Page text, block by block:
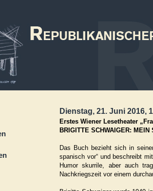
Dienstag, 21. Juni 2016,
Erstes Wiener Lesetheater
BRIGITTE SCHWAIGER: MEIN
Das Buch bezieht sich in
spanisch vor“ und beschreibt
Humor skurrile, aber auch
Nachkriegszeit vor einem